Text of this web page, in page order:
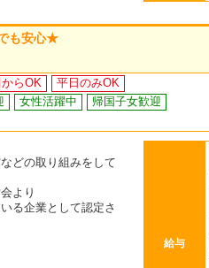
も安心★
らOK
平日のみOK
女性活躍中
帰国子女歓迎
どの取り組みをして
より
る企業として認定さ
給与